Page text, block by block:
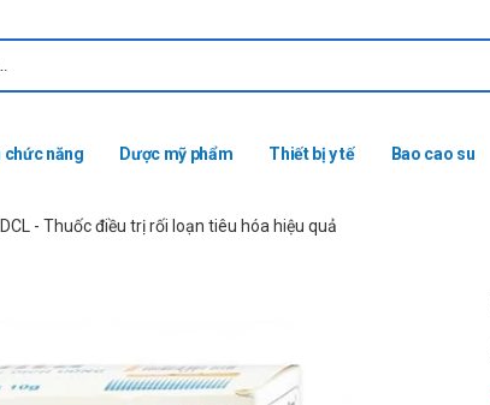
chức năng Dược mỹ phẩm Thiết bị y tế Bao cao su
- Thuốc điều trị rối loạn tiêu hóa hiệu quả